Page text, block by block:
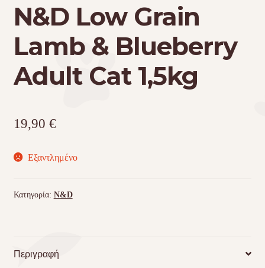
N&D Low Grain
Lamb & Blueberry
Adult Cat 1,5kg
19,90 €
Εξαντλημένο
Κατηγορία: N&D
Περιγραφή